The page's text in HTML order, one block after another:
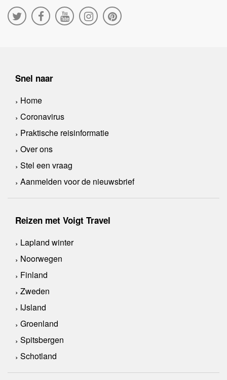
Snel naar
Home
Coronavirus
Praktische reisinformatie
Over ons
Stel een vraag
Aanmelden voor de nieuwsbrief
Reizen met Voigt Travel
Lapland winter
Noorwegen
Finland
Zweden
IJsland
Groenland
Spitsbergen
Schotland